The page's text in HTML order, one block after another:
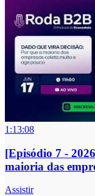
1:13:08
[Episódio 7 -
maioria das
Assistir